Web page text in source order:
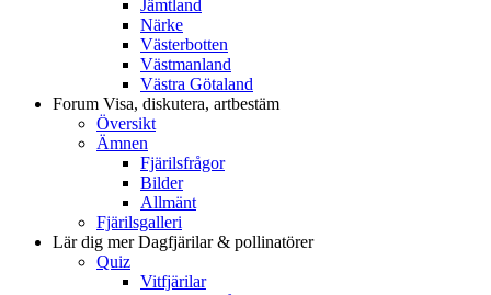
Jämtland
Närke
Västerbotten
Västmanland
Västra Götaland
Forum Visa, diskutera, artbestäm
Översikt
Ämnen
Fjärilsfrågor
Bilder
Allmänt
Fjärilsgalleri
Lär dig merDagfjärilar & pollinatörer
Quiz
Vitfjärilar